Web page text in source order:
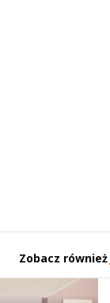
Zobacz również